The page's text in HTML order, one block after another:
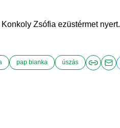
Zsófia ezüstérmet nyert.
pap bianka úszás